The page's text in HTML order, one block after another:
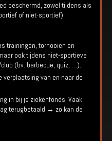
beschermd, zowel tijdens als
of niet-sportief)
trainingen, tornooien en
ook tijdens niet-sportieve
(bv. barbecue, quiz, …).
verplaatsing van en naar de
in bij je ziekenfonds. Vaak
terugbetaald → zo kan de